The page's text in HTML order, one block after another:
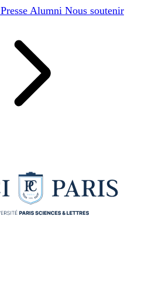
Presse Alumni Nous soutenir